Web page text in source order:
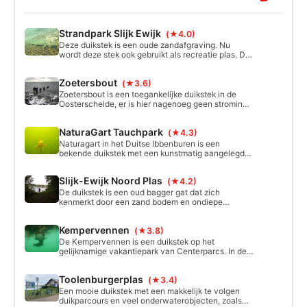
Strandpark Slijk Ewijk (★4.0)
Deze duikstek is een oude zandafgraving. Nu
wordt deze stek ook gebruikt als recreatie plas. De
tot het parkeer terrein is betaald parkeren. Er ligt
een klein wrakje op ongeveer 15 meter.
Zoetersbout (★3.6)
Zoetersbout is een toegankelijke duikstek in de
Oosterschelde, er is hier nagenoeg geen stroming,
palingen, kreeften en galatheakkreeften als vaste
bewoners. Duik tussen het wier en ontdek het
onderwaterleven hier.
NaturaGart Tauchpark (★4.3)
Naturagart in het Duitse Ibbenburen is een
bekende duikstek met een kunstmatig aangelegd
steenformaties, ruines, gangenstelsels en grotten.
Het is een hele bijzondere ervaring om daar te
duiken tussen de meters lange steuren.
Slijk-Ewijk Noord Plas (★4.2)
De duikstek is een oud bagger gat dat zich
kenmerkt door een zand bodem en ondiepe
Kempervennen (★3.8)
De Kempervennen is een duikstek op het
gelijknamige vakantiepark van Centerparcs. In de
beroemde “Big Mama“ een enorme meerval van
ongeveer 2,40m.
Toolenburgerplas (★3.4)
Een mooie duikstek met een makkelijk te volgen
duikparcours en veel onderwaterobjecten, zoals